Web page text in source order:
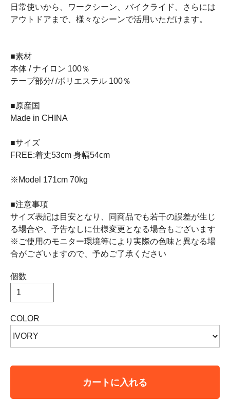
日常使いから、ワークシーン、バイクライド、さらには
アウトドアまで、様々なシーンで活用いただけます。
■素材
本体 / ナイロン 100％
テープ部分/ /ポリエステル 100％
■原産国
Made in CHINA
■サイズ
FREE:着丈53cm 身幅54cm
※Model 171cm 70kg
■注意事項
サイズ表記は目安となり、同商品でも若干の誤差が生じ
る場合や、予告なしに仕様変更となる場合もございます
※ご使用のモニター環境等により実際の色味と異なる場
合がございますので、予めご了承ください
個数
COLOR
カートに入れる